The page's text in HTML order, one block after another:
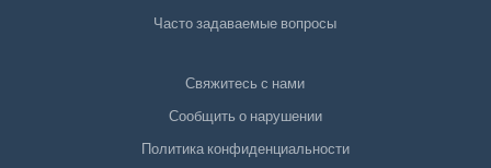
Часто задаваемые вопросы
Свяжитесь с нами
Сообщить о нарушении
Политика конфиденциальности